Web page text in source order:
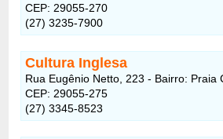
CEP: 29055-270
(27) 3235-7900
Cultura Inglesa
Rua Eugênio Netto, 223 - Bairro: Praia
CEP: 29055-275
(27) 3345-8523